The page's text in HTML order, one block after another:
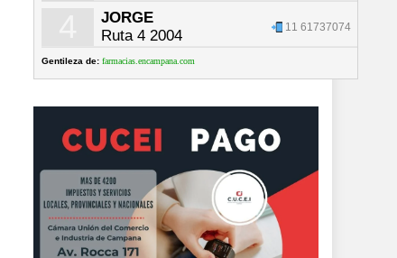
JORGE
Ruta 4 2004
11 61737074
Gentileza de: farmacias.encampana.com